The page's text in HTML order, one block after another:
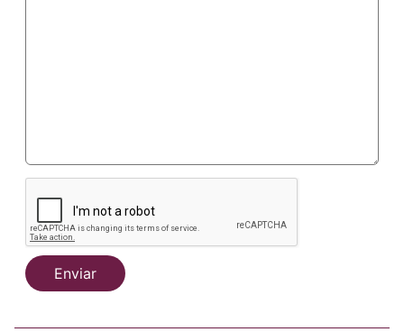
Enviar